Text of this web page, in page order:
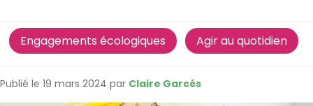
Engagements écologiques Agir au quotidien
Publié le 19 mars 2024 par Claire Garcés